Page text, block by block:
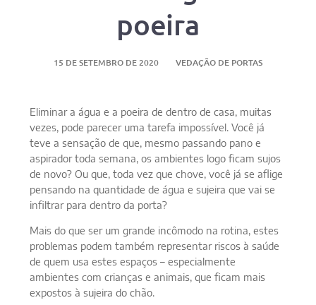
poeira
15 DE SETEMBRO DE 2020 VEDAÇÃO DE PORTAS
Eliminar a água e a poeira de dentro de casa, muitas
vezes, pode parecer uma tarefa impossível. Você já
teve a sensação de que, mesmo passando pano e
aspirador toda semana, os ambientes logo ficam sujos
de novo? Ou que, toda vez que chove, você já se aflige
pensando na quantidade de água e sujeira que vai se
infiltrar para dentro da porta?
Mais do que ser um grande incômodo na rotina, estes
problemas podem também representar riscos à saúde
de quem usa estes espaços – especialmente
ambientes com crianças e animais, que ficam mais
expostos à sujeira do chão.